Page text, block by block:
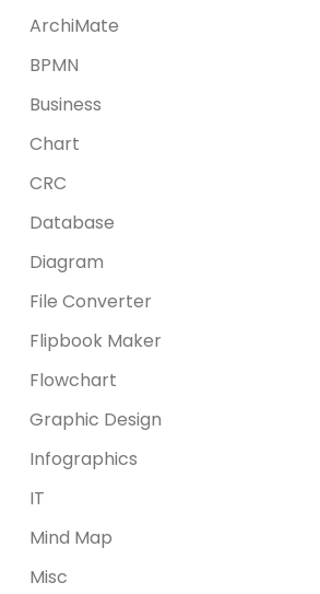
ArchiMate
BPMN
Business
Chart
CRC
Database
Diagram
File Converter
Flipbook Maker
Flowchart
Graphic Design
Infographics
IT
Mind Map
Misc